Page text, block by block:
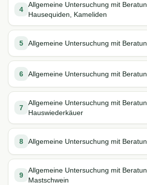
4
Allgemeine Untersuchung mit
Hausequiden, Kameliden
5 Allgemeine Untersuchung mit
6 Allgemeine Untersuchung mit
7
Allgemeine Untersuchung mit
Hauswiederkäuer
8 Allgemeine Untersuchung mit
9
Allgemeine Untersuchung mit
Mastschwein